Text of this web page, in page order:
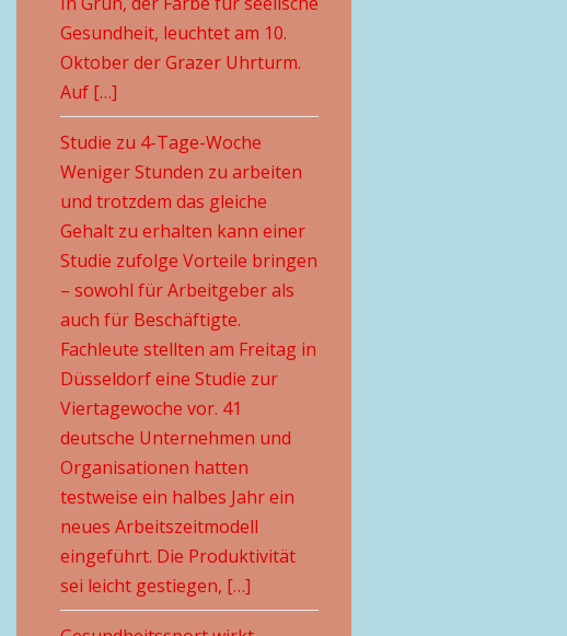
Gesundheit, leuchtet am 10.
Oktober der Grazer Uhrturm.
Auf […]
Studie zu 4-Tage-Woche
Weniger Stunden zu arbeiten
und trotzdem das gleiche
Gehalt zu erhalten kann einer
Studie zufolge Vorteile bringen
– sowohl für Arbeitgeber als
auch für Beschäftigte.
Fachleute stellten am Freitag in
Düsseldorf eine Studie zur
Viertagewoche vor. 41
deutsche Unternehmen und
Organisationen hatten
testweise ein halbes Jahr ein
neues Arbeitszeitmodell
eingeführt. Die Produktivität
sei leicht gestiegen, […]